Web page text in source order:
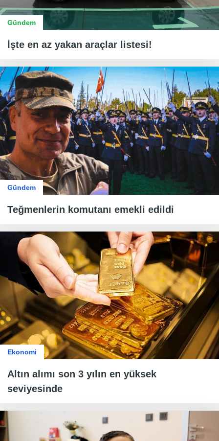
Gündem
İşte en az yakan araçlar listesi!
Gündem
Teğmenlerin komutanı emekli edildi
Ekonomi
Altın alımı son 3 yılın en yüksek
seviyesinde